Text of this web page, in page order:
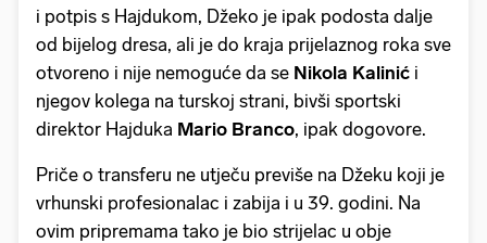
i potpis s Hajdukom, Džeko je ipak podosta dalje
od bijelog dresa, ali je do kraja prijelaznog roka sve
otvoreno i nije nemoguće da se Nikola Kalinić i
njegov kolega na turskoj strani, bivši sportski
direktor Hajduka Mario Branco, ipak dogovore.
Priče o transferu ne utječu previše na Džeku koji je
vrhunski profesionalac i zabija i u 39. godini. Na
ovim pripremama tako je bio strijelac u obje